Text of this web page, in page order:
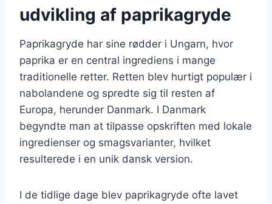
udvikling af paprikagryde
Paprikagryde har sine rødder i Ungarn, hvor
paprika er en central ingrediens i mange
traditionelle retter. Retten blev hurtigt populær i
nabolandene og spredte sig til resten af
Europa, herunder Danmark. I Danmark
begyndte man at tilpasse opskriften med lokale
ingredienser og smagsvarianter, hvilket
resulterede i en unik dansk version.
I de tidlige dage blev paprikagryde ofte lavet